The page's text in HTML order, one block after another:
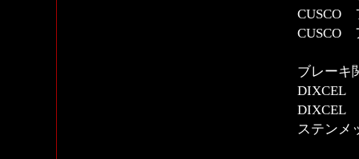
CUSCO
CUSCO
ブレーキ
DIXCEL
DIXCEL
ステンメ